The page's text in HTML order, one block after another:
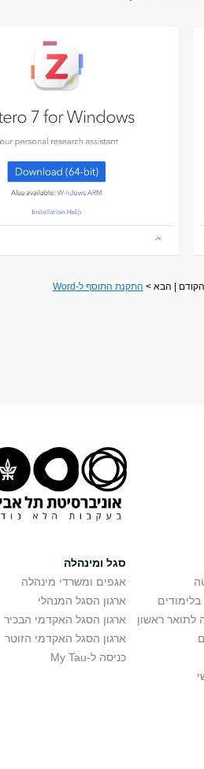
| הבא > התקנת התוסף ל-Word
לתואר ראשון
סגל ומינהלה
אגפים ומשרדי מינהלה
ארגון הסגל המנהלי
ארגון הסגל האקדמי הבכיר
ארגון הסגל האקדמי הזוטר
כניסה ל-My Tau